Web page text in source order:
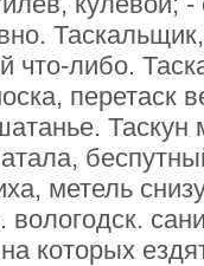
что-либо.
перетаск
Таскун
метель
которых